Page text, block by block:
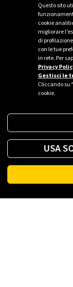
Questo sito
cookie
migliorare
di
con le tue
in rete. Per
Privacy
Gestisci le
Cliccando su
cookie.
USA